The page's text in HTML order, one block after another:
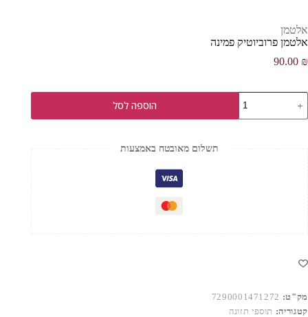
אלטמן
אלטמן פרוביוטיק פמינה
90.00 ₪
כמות
של
אלטמן
הוספה לסל
תשלום מאובטח באמצעות
מק"ט: 7290001471272
קטגוריה: תוספי תזונה